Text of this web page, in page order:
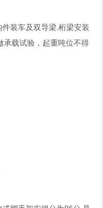
装车及双导梁.桁梁安装
承载试验，起重吨位不得